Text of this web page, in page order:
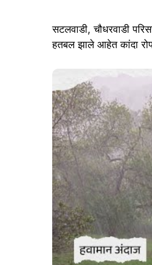
सटलवाडी, चौधरवाडी
हतबल झाले आहेत कांदा